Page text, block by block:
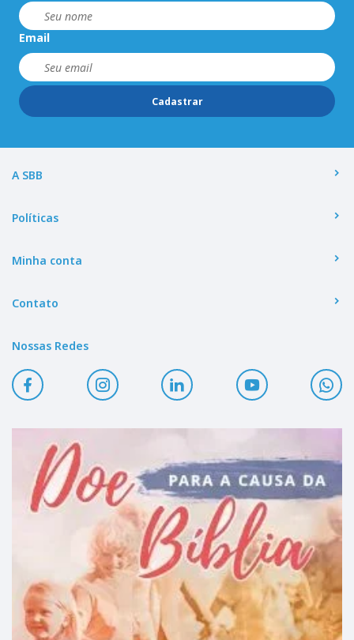
Email
Cadastrar
A SBB
Políticas
Minha conta
Contato
Nossas Redes